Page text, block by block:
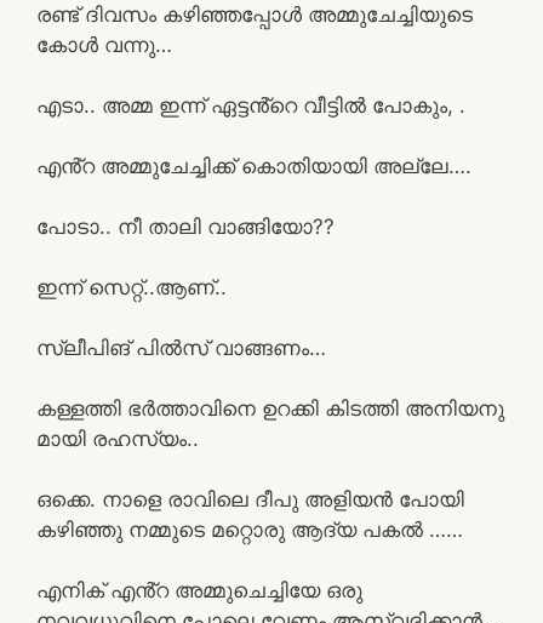
രണ്ട് ദിവസം കഴിഞ്ഞപ്പോൾ അമ്മുചേച്ചിയുടെ
കോൾ വന്നു…
എടാ.. അമ്മ ഇന്ന് ഏട്ടൻ്റെ വീട്ടിൽ പോകും, .
എൻ്റ അമ്മുചേച്ചിക്ക് കൊതിയായി അല്ലേ….
പോടാ.. നീ താലി വാങ്ങിയോ??
ഇന്ന് സെറ്റ്..ആണ്..
സ്ലീപിങ് പിൽസ് വാങ്ങണം…
കള്ളത്തി ഭർത്താവിനെ ഉറക്കി കിടത്തി അനിയനു
മായി രഹസ്യം..
ഒക്കെ. നാളെ രാവിലെ ദീപു അളിയൻ പോയി
കഴിഞ്ഞു നമ്മുടെ മറ്റൊരു ആദ്യ പകൽ ……
എനിക് എൻ്റ അമ്മുചെച്ചിയേ ഒരു